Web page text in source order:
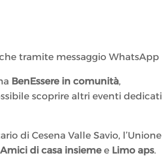
tramite messaggio WhatsApp
BenEssere in comunità,
scoprire altri eventi dedicati
di Cesena Valle Savio, l’Unione
Amici di casa insiemee Limo aps.